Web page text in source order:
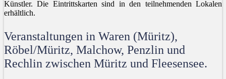
Künstler. Die Eintrittskarten sind in den teilnehmenden Lokalen
erhältlich.
Veranstaltungen in Waren (Müritz),
Röbel/Müritz, Malchow, Penzlin und
Rechlin zwischen Müritz und Fleesensee.